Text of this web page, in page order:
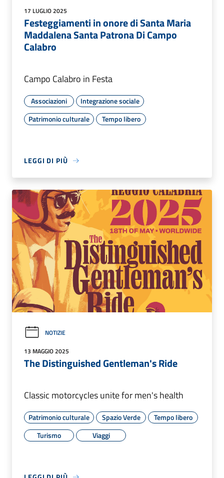
17 LUGLIO 2025
Festeggiamenti in onore di Santa Maria
Maddalena Santa Patrona Di Campo
Calabro
Campo Calabro in Festa
Associazioni
Integrazione sociale
Patrimonio culturale
Tempo libero
LEGGI DI PIÙ
NOTIZIE
13 MAGGIO 2025
The Distinguished Gentleman's Ride
Classic motorcycles unite for men's health
Patrimonio culturale Spazio Verde
Tempo libero
Turismo
Viaggi